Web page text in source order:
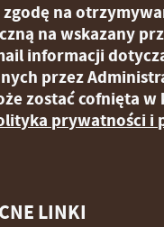
LINKI
zgodę na
na wskazany
informacji
przez
zostać cofnięta w
prywatności i